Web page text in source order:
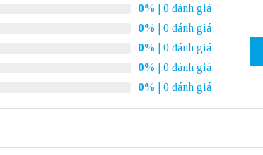
0%
| 0 đánh giá
0%
| 0 đánh giá
0%
| 0 đánh giá
0%
| 0 đánh giá
0% | 0 đánh giá